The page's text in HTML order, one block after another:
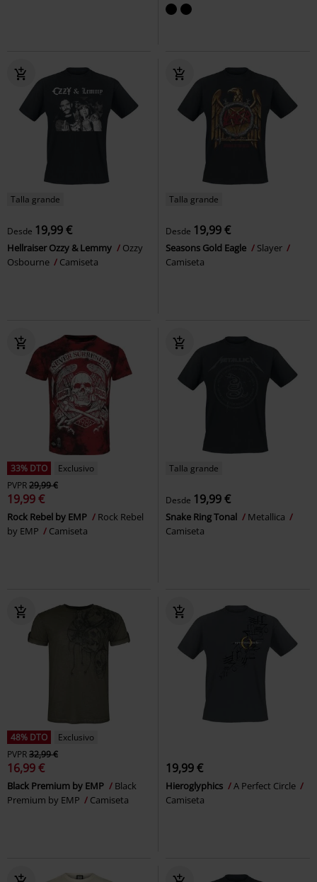
Talla grande
Desde 19,99 €
Hellraiser Ozzy & Lemmy
Ozzy
Osbourne
Camiseta
Talla grande
Desde 19,99 €
Seasons Gold Eagle
Slayer
Camiseta
33% DTO
Exclusivo
PVPR29,99 €
19,99 €
Rock Rebel by EMP
Rock Rebel
by EMP
Camiseta
Talla grande
Desde 19,99 €
Snake Ring Tonal
Metallica
Camiseta
48% DTO
Exclusivo
PVPR32,99 €
16,99 €
Black Premium by EMP
Black
Premium by EMP
Camiseta
19,99 €
Hieroglyphics
A Perfect Circle
Camiseta